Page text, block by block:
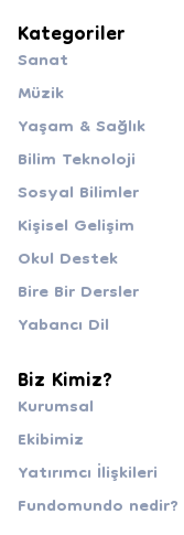
Kategoriler
Sanat
Müzik
Yaşam & Sağlık
Bilim Teknoloji
Sosyal Bilimler
Kişisel Gelişim
Okul Destek
Bire Bir Dersler
Yabancı Dil
Biz Kimiz?
Kurumsal
Ekibimiz
Yatırımcı İlişkileri
Fundomundo nedir?